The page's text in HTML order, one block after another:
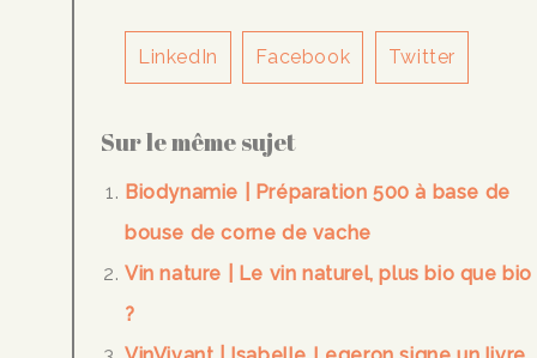
LinkedIn Facebook Twitter
Sur le même sujet
Biodynamie | Préparation 500 à base de
bouse de corne de vache
Vin nature | Le vin naturel, plus bio que bio
?